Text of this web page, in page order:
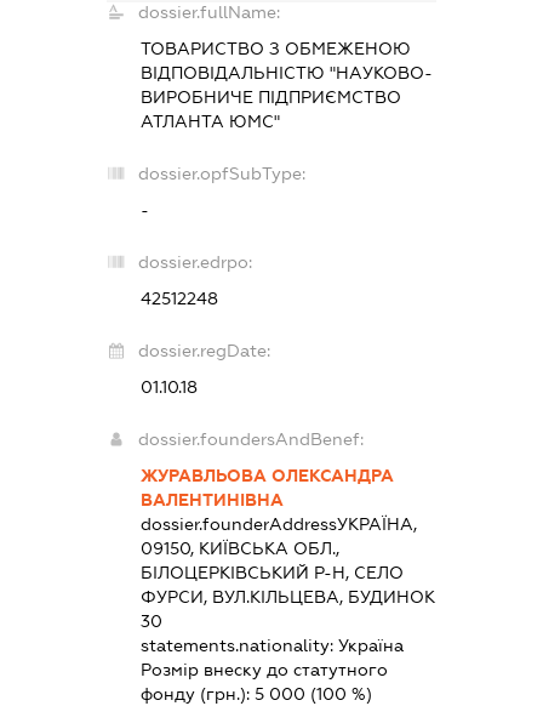
dossier.fullName:
ТОВАРИСТВО З ОБМЕЖЕНОЮ
ВІДПОВІДАЛЬНІСТЮ "НАУКОВО-
ВИРОБНИЧЕ ПІДПРИЄМСТВО
АТЛАНТА ЮМС"
dossier.opfSubType:
-
dossier.edrpo:
42512248
dossier.regDate:
01.10.18
dossier.foundersAndBenef:
ЖУРАВЛЬОВА ОЛЕКСАНДРА
ВАЛЕНТИНІВНА
dossier.founderAddressУКРАЇНА,
09150, КИЇВСЬКА ОБЛ.,
БІЛОЦЕРКІВСЬКИЙ Р-Н, СЕЛО
ФУРСИ, ВУЛ.КІЛЬЦЕВА, БУДИНОК
30
statements.nationality:Україна
Розмір внеску до статутного
фонду (грн.):5 000 (100 %)